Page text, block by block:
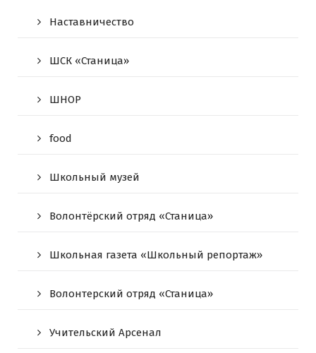
Наставничество
ШСК «Станица»
ШНОР
food
Школьный музей
Волонтёрский отряд «Станица»
Школьная газета «Школьный репортаж»
Волонтерский отряд «Станица»
Учительский Арсенал